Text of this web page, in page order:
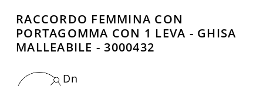
RACCORDO FEMMINA CON
PORTAGOMMA CON 1 LEVA - GHISA
MALLEABILE - 3000432
Dn